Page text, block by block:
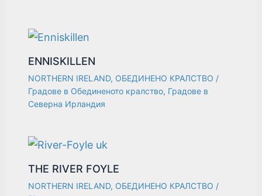
ENNISKILLEN
NORTHERN IRELAND, ОБЕДИНЕНО КРАЛСТВО /
Градове в Обединеното кралство, Градове в
Северна Ирландия
THE RIVER FOYLE
NORTHERN IRELAND, ОБЕДИНЕНО КРАЛСТВО /